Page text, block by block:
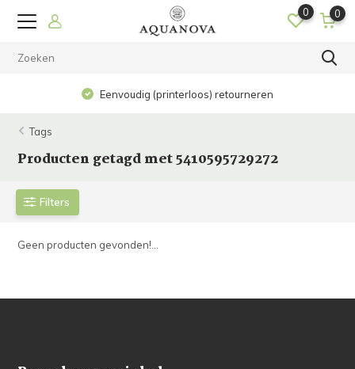
0 0
Eenvoudig (printerloos) retourneren
Tags
Producten getagd met 5410595729272
Filters
Geen producten gevonden!...